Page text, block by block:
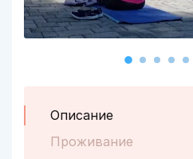
Описание
Проживание